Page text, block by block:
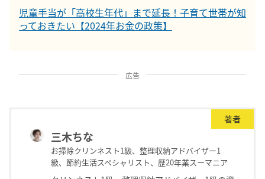
児童手当が「高校生年代」まで延長！子育て世帯が知
っておきたい【2024年お金の政策】
広告
著者
三木ちな
お掃除クリンネスト1級、整理収納アドバイザー1
級、節約生活スペシャリスト、歴20年業スーマニア